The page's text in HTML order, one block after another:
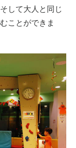
して大人と同じ
ことができま